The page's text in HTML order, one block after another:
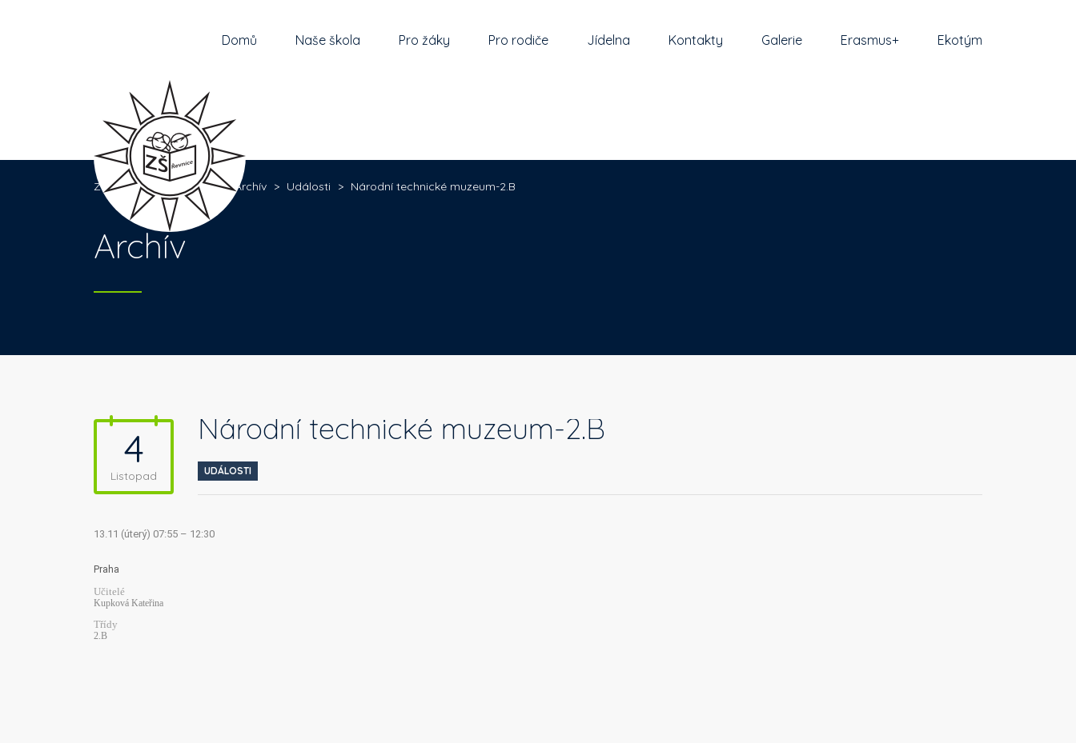
Domů Naše škola Pro žáky Pro rodiče Jídelna Kontakty Galerie Erasmus+ Ekotým
Základní škola Řevnice > Archív > Události > Národní technické muzeum-2.B
Archív
4
Listopad
Národní technické muzeum-2.B
UDÁLOSTI
13.11 (úterý) 07:55 – 12:30
Praha
Učitelé
Kupková Kateřina
Třídy
2.B